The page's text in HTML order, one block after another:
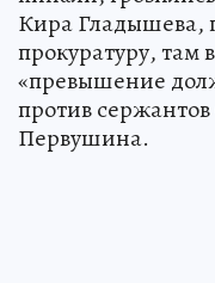
Кира Гладышева,
прокуратуру, там
«превышение
против
Первушина.